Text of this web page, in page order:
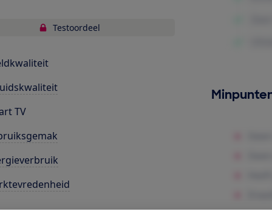
Testoordeel
TV